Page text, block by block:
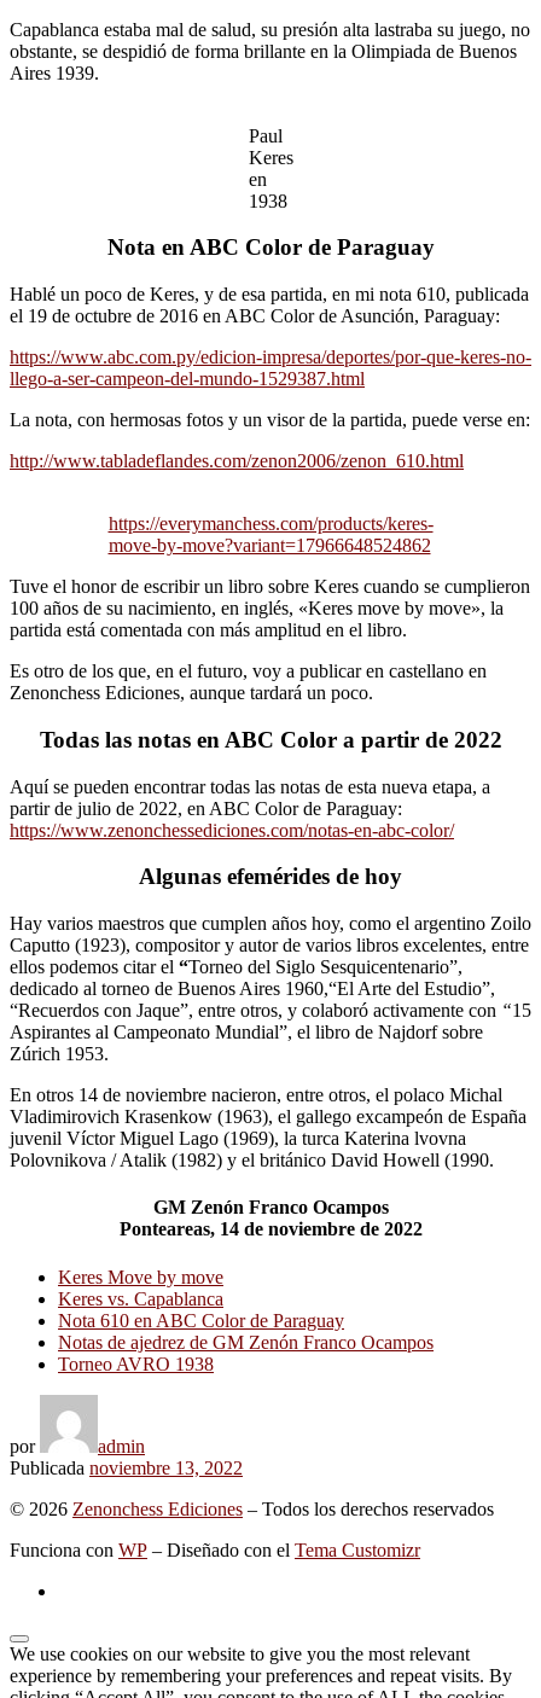
Capablanca estaba mal de salud, su presión alta lastraba su juego, no
obstante, se despidió de forma brillante en la Olimpiada de Buenos
Aires 1939.
Paul
Keres
en
1938
Nota en ABC Color de Paraguay
Hablé un poco de Keres, y de esa partida, en mi nota 610, publicada
el 19 de octubre de 2016 en ABC Color de Asunción, Paraguay:
https://www.abc.com.py/edicion-impresa/deportes/por-que-keres-no-
llego-a-ser-campeon-del-mundo-1529387.html
La nota, con hermosas fotos y un visor de la partida, puede verse en:
http://www.tabladeflandes.com/zenon2006/zenon_610.html
https://everymanchess.com/products/keres-
move-by-move?variant=17966648524862
Tuve el honor de escribir un libro sobre Keres cuando se cumplieron
100 años de su nacimiento, en inglés, «Keres move by move», la
partida está comentada con más amplitud en el libro.
Es otro de los que, en el futuro, voy a publicar en castellano en
Zenonchess Ediciones, aunque tardará un poco.
Todas las notas en ABC Color a partir de 2022
Aquí se pueden encontrar todas las notas de esta nueva etapa, a
partir de julio de 2022, en ABC Color de Paraguay:
https://www.zenonchessediciones.com/notas-en-abc-color/
Algunas efemérides de hoy
Hay varios maestros que cumplen años hoy, como el argentino Zoilo
Caputto (1923), compositor y autor de varios libros excelentes, entre
ellos podemos citar el “Torneo del Siglo Sesquicentenario”,
dedicado al torneo de Buenos Aires 1960,“El Arte del Estudio”,
“Recuerdos con Jaque”, entre otros, y colaboró activamente con “15
Aspirantes al Campeonato Mundial”, el libro de Najdorf sobre
Zúrich 1953.
En otros 14 de noviembre nacieron, entre otros, el polaco Michal
Vladimirovich Krasenkow (1963), el gallego excampeón de España
juvenil Víctor Miguel Lago (1969), la turca Katerina lvovna
Polovnikova / Atalik (1982) y el británico David Howell (1990.
GM Zenón Franco Ocampos
Ponteareas, 14 de noviembre de 2022
Keres Move by move
Keres vs. Capablanca
Nota 610 en ABC Color de Paraguay
Notas de ajedrez de GM Zenón Franco Ocampos
Torneo AVRO 1938
por
admin
Publicada noviembre 13, 2022
© 2026 Zenonchess Ediciones – Todos los derechos reservados
Funciona con WP – Diseñado con el Tema Customizr
We use cookies on our website to give you the most relevant
experience by remembering your preferences and repeat visits. By